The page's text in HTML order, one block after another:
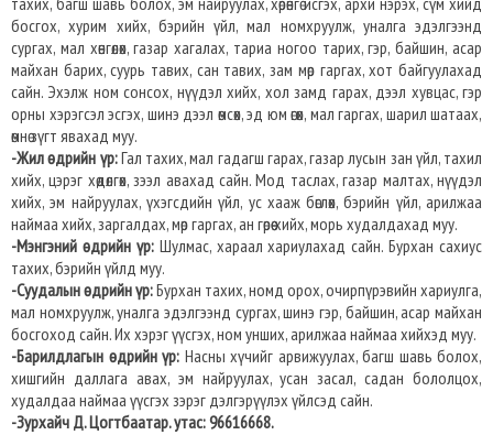
босгох, хурим хийх, бэрийн үйл, мал номхруулж, уналга эдэлгээнд
сургах, мал хөнгөлөх, газар хагалах, тариа ногоо тарих, гэр, байшин, асар
майхан барих, суурь тавих, сан тавих, зам мөр гаргах, хот байгуулахад
сайн. Эхэлж ном сонсох, нүүдэл хийх, хол замд гарах, дээл хувцас, гэр
орны хэрэгсэл эсгэх, шинэ дээл өмсөх, эд юм өгөх, мал гаргах, шарил шатаах,
өмнө зүгт явахад муу.
-Жил өдрийн үр:Гал тахих, мал гадагш гарах, газар лусын зан үйл, тахил
хийх, цэрэг хөдөлгөх, зээл авахад сайн. Мод таслах, газар малтах, нүүдэл
хийх, эм найруулах, үхэгсдийн үйл, ус хааж бөглөх, бэрийн үйл, арилжаа
наймаа хийх, заргалдах, мөр гаргах, ан гөрөө хийх, морь худалдахад муу.
-Мэнгэний өдрийн үр:Шулмас, хараал хариулахад сайн. Бурхан сахиус
тахих, бэрийн үйлд муу.
-Суудалын өдрийн үр:Бурхан тахих, номд орох, очирпүрэвийн хариулга,
мал номхруулж, уналга эдэлгээнд сургах, шинэ гэр, байшин, асар майхан
босгоход сайн. Их хэрэг үүсгэх, ном унших, арилжаа наймаа хийхэд муу.
-Барилдлагын өдрийн үр: Насны хүчийг арвижуулах, багш шавь болох,
хишгийн даллага авах, эм найруулах, усан засал, садан бололцох,
худалдаа наймаа үүсгэх зэрэг дэлгэрүүлэх үйлсэд сайн.
-Зурхайч Д. Цогтбаатар. утас: 96616668.